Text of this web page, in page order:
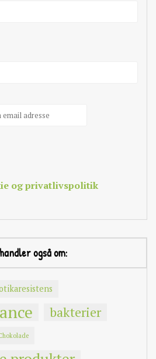
og privatlivspolitik
også om:
bakterier